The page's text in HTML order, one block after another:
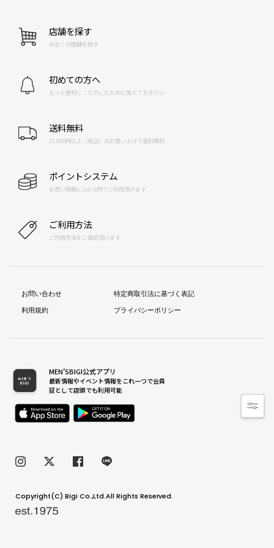
店舗を探す
お近くの店舗を探す
初めての方へ
もっと便利に！たのしむために覚えておきたい
送料無料
10,000円以上（税込）のお買い上げで送料無料
ポイントシステム
お買い物毎に1pt=1円でご利用頂けます
ご利用方法
ご利用方法をご確認頂けます
お問い合わせ
利用規約
特定商取引法に基づく表記
プライバシーポリシー
MEN’SBIGI公式アプリ
最新情報やイベント情報をこれ一つで会員
証として店頭でも利用可能
Copyright(C) Bigi Co.,Ltd.All Rights Reserved.